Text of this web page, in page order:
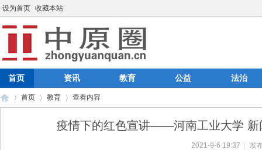
设为首页 收藏本站
首页 资讯 教育 公益 法治
首页 教育 查看内容
疫情下的红色宣讲——河南工业大学 新
2021-9-6 19:37 发